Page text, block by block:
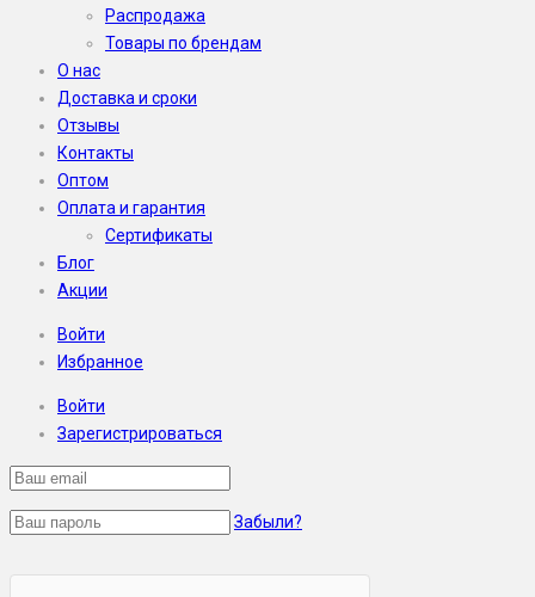
Распродажа
Товары по брендам
О нас
Доставка и сроки
Отзывы
Контакты
Оптом
Оплата и гарантия
Сертификаты
Блог
Акции
Войти
Избранное
Войти
Зарегистрироваться
Забыли?